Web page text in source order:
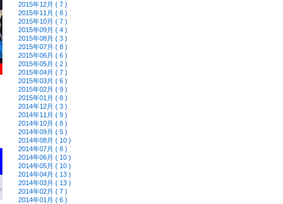
2015年12月 ( 7 )
2015年11月 ( 8 )
2015年10月 ( 7 )
2015年09月 ( 4 )
2015年08月 ( 3 )
2015年07月 ( 8 )
2015年06月 ( 6 )
2015年05月 ( 2 )
2015年04月 ( 7 )
2015年03月 ( 6 )
2015年02月 ( 9 )
2015年01月 ( 8 )
2014年12月 ( 3 )
2014年11月 ( 9 )
2014年10月 ( 8 )
2014年09月 ( 5 )
2014年08月 ( 10 )
2014年07月 ( 8 )
2014年06月 ( 10 )
2014年05月 ( 10 )
2014年04月 ( 13 )
2014年03月 ( 13 )
2014年02月 ( 7 )
2014年01月 ( 6 )